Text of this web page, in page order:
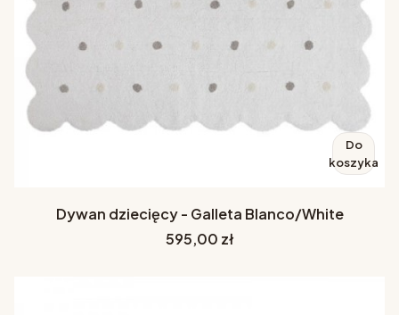
Do
koszyka
Dywan dziecięcy - Galleta Blanco/White
Cena
595,00 zł